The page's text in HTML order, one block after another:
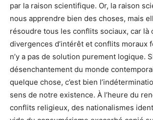
par la raison scientifique. Or, la raison
nous apprendre bien des choses, mais
résoudre tous les conflits sociaux, car là
divergences d’intérêt et conflits moraux
n’y a pas de solution purement logique.
désenchantement du monde
quelque chose, c’est bien
sens de notre existence. À l’heure du
conflits religieux, des nationalismes